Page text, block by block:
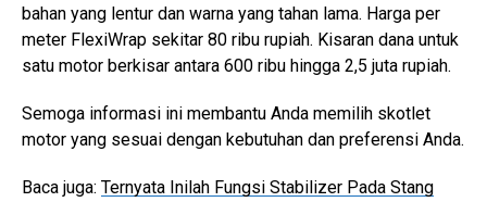
bahan yang lentur dan warna yang tahan lama. Harga per
meter FlexiWrap sekitar 80 ribu rupiah. Kisaran dana untuk
satu motor berkisar antara 600 ribu hingga 2,5 juta rupiah.
Semoga informasi ini membantu Anda memilih skotlet
motor yang sesuai dengan kebutuhan dan preferensi Anda.
Baca juga: Ternyata Inilah Fungsi Stabilizer Pada Stang